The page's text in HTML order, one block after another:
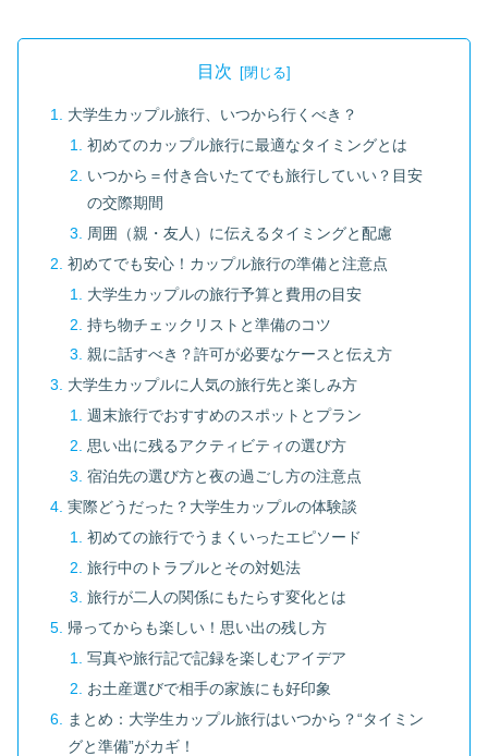
目次
大学生カップル旅行、いつから行くべき？
初めてのカップル旅行に最適なタイミングとは
いつから＝付き合いたてでも旅行していい？目安
の交際期間
周囲（親・友人）に伝えるタイミングと配慮
初めてでも安心！カップル旅行の準備と注意点
大学生カップルの旅行予算と費用の目安
持ち物チェックリストと準備のコツ
親に話すべき？許可が必要なケースと伝え方
大学生カップルに人気の旅行先と楽しみ方
週末旅行でおすすめのスポットとプラン
思い出に残るアクティビティの選び方
宿泊先の選び方と夜の過ごし方の注意点
実際どうだった？大学生カップルの体験談
初めての旅行でうまくいったエピソード
旅行中のトラブルとその対処法
旅行が二人の関係にもたらす変化とは
帰ってからも楽しい！思い出の残し方
写真や旅行記で記録を楽しむアイデア
お土産選びで相手の家族にも好印象
まとめ：大学生カップル旅行はいつから？“タイミン
グと準備”がカギ！